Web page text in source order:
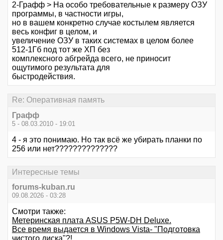
2-Графф > На особо требовательные к размеру ОЗУ
программы, в частности игры,
но в вашем конкретно случае костылем является
весь конфиг в целом, и
увеличение ОЗУ в таких системах в целом более
512-1Гб под тот же ХП без
комплексного абгрейда всего, не приносит
ощутимого результата для
быстродействия.
Re: Оперативная память
Графф
5 - 08.03.2010 - 19:01
4 - я это понимаю. Но так всё же убирать планки по
256 или нет??????????????
Интересные темы
forums-kuban.ru
09.08.2026 - 03:28
Смотри также:
Метеринская плата ASUS P5W-DH Deluxe.
Все время выдается в Windows Vista- "Подготовка
чистого диска"?!